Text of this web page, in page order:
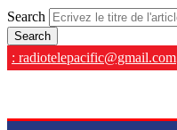
Search
: radiotelepacific@gmail.com